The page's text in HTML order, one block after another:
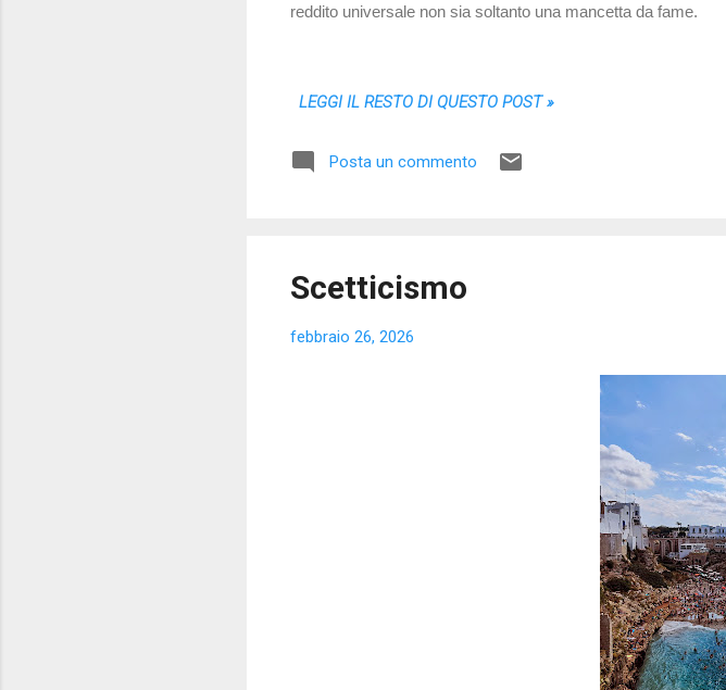
reddito universale non sia soltanto una mancetta da fame.
LEGGI IL RESTO DI QUESTO POST »
Posta un commento
Scetticismo
febbraio 26, 2026